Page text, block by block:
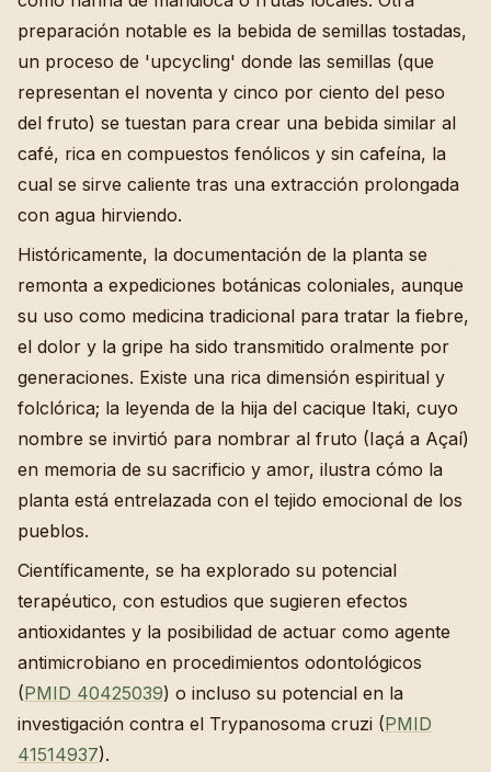
preparación notable es la bebida de semillas tostadas,
un proceso de 'upcycling' donde las semillas (que
representan el noventa y cinco por ciento del peso
del fruto) se tuestan para crear una bebida similar al
café, rica en compuestos fenólicos y sin cafeína, la
cual se sirve caliente tras una extracción prolongada
con agua hirviendo.
Históricamente, la documentación de la planta se
remonta a expediciones botánicas coloniales, aunque
su uso como medicina tradicional para tratar la fiebre,
el dolor y la gripe ha sido transmitido oralmente por
generaciones. Existe una rica dimensión espiritual y
folclórica; la leyenda de la hija del cacique Itaki, cuyo
nombre se invirtió para nombrar al fruto (Iaçá a Açaí)
en memoria de su sacrificio y amor, ilustra cómo la
planta está entrelazada con el tejido emocional de los
pueblos.
Científicamente, se ha explorado su potencial
terapéutico, con estudios que sugieren efectos
antioxidantes y la posibilidad de actuar como agente
antimicrobiano en procedimientos odontológicos
(PMID 40425039) o incluso su potencial en la
investigación contra el Trypanosoma cruzi (PMID
41514937).